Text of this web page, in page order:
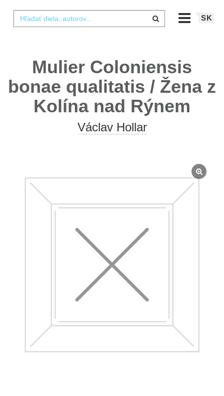
SK
Mulier Coloniensis
bonae qualitatis / Žena z
Kolína nad Rýnem
Václav Hollar